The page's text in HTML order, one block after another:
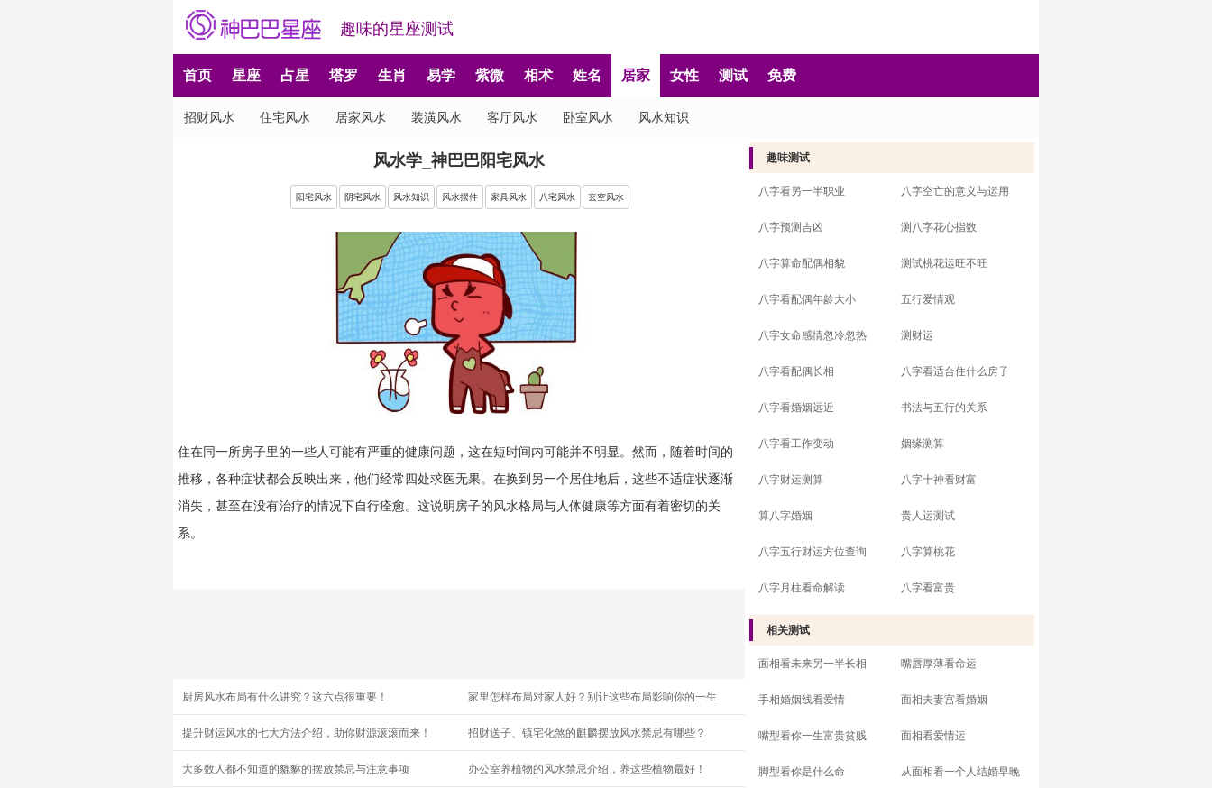
趣味的星座测试
首页 星座 占星 塔罗 生肖 易学 紫微 相术 姓名 居家 女性 测试 免费
招财风水 住宅风水 居家风水 装潢风水 客厅风水 卧室风水 风水知识
风水学_神巴巴阳宅风水
阳宅风水 阴宅风水 风水知识 风水摆件 家具风水 八宅风水 玄空风水
住在同一所房子里的一些人可能有严重的健康问题，这在短时间内可能并不明显。然而，随着时间的
推移，各种症状都会反映出来，他们经常四处求医无果。在换到另一个居住地后，这些不适症状逐渐
消失，甚至在没有治疗的情况下自行痊愈。这说明房子的风水格局与人体健康等方面有着密切的关
系。
厨房风水布局有什么讲究？这六点很重要！ 家里怎样布局对家人好？别让这些布局影响你的一生
提升财运风水的七大方法介绍，助你财源滚滚而来！ 招财送子、镇宅化煞的麒麟摆放风水禁忌有哪些？
大多数人都不知道的貔貅的摆放禁忌与注意事项 办公室养植物的风水禁忌介绍，养这些植物最好！
趣味测试
八字看另一半职业 八字空亡的意义与运用
八字预测吉凶 测八字花心指数
八字算命配偶相貌 测试桃花运旺不旺
八字看配偶年龄大小 五行爱情观
八字女命感情忽冷忽热 测财运
八字看配偶长相 八字看适合住什么房子
八字看婚姻远近 书法与五行的关系
八字看工作变动 姻缘测算
八字财运测算 八字十神看财富
算八字婚姻 贵人运测试
八字五行财运方位查询 八字算桃花
八字月柱看命解读 八字看富贵
相关测试
面相看未来另一半长相 嘴唇厚薄看命运
手相婚姻线看爱情 面相夫妻宫看婚姻
嘴型看你一生富贵贫贱 面相看爱情运
脚型看你是什么命 从面相看一个人结婚早晚